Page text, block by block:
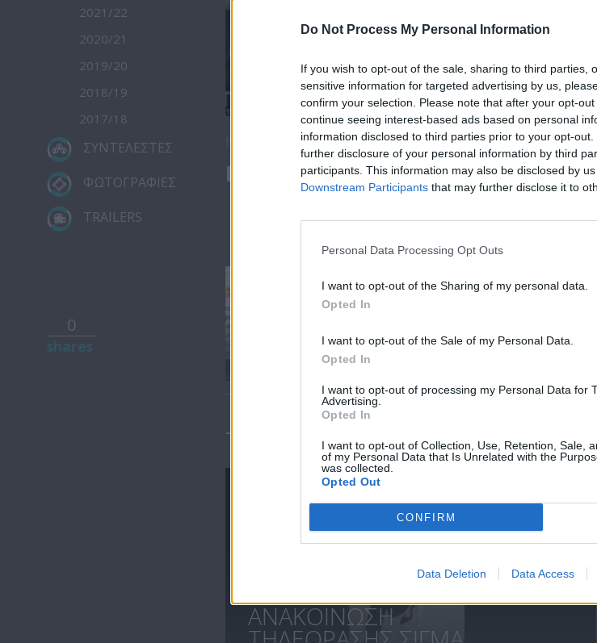
Do Not Process My Personal Information
If you wish to opt-out of the sale, sharing to third parties,
sensitive information for targeted advertising by us,
confirm your selection. Please note that after your opt-
continue seeing interest-based ads based on personal
information disclosed to third parties prior to your opt-
further disclosure of your personal information by third
participants. This information may also be disclosed by
Downstream Participants that may further disclose it to
Personal Data Processing Opt Outs
I want to opt-out of the Sharing of my personal data.
Opted In
I want to opt-out of the Sale of my Personal Data.
Opted In
I want to opt-out of processing my Personal Data for
Advertising.
Opted In
I want to opt-out of Collection, Use, Retention, Sale,
of my Personal Data that Is Unrelated with the
was collected.
Opted Out
CONFIRM
Data Deletion Data Access
2021/22
2020/21
2019/20
2018/19
2017/18
ΣΥΝΤΕΛΕΣΤΕΣ
ΦΩΤΟΓΡΑΦΙΕΣ
TRAILERS
0
Κατέβασε το
Ειδήσεις 13.07.20
Ειδήσεις
ΤΕΛΕΥΤΑΙΑ ΝΕΑ
ΑΝΑΚΟΙΝΩΣΗ